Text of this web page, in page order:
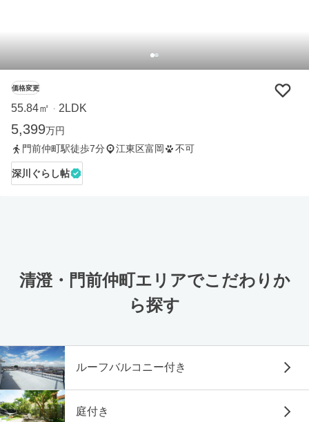
価格変更
55.84㎡ ・ 2LDK
5,399万円
門前仲町駅徒歩7分
江東区富岡 不可
深川ぐらし帖
清澄・門前仲町エリアでこだわりか
ら探す
ルーフバルコニー付き
庭付き